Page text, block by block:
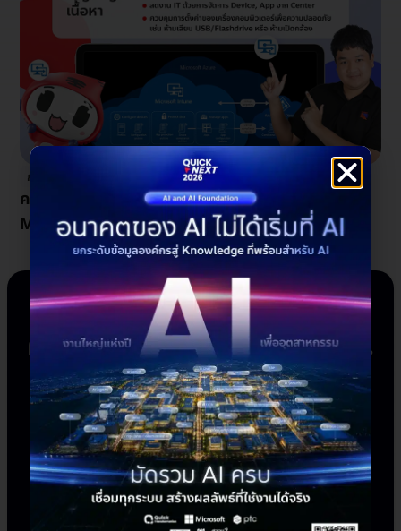
กรกฎาคม 10, 2023
ควบคุม Device และปกป้องข้อมูลในองค์กรด้วย
Microsoft Intune​
คุณกำลังต้องการใครสักคน...
ให้คำปรึกษาอยู่หรือเปล่า ?
ทีม Quick Transformation พร้อมช่วยเหลือ
ทั้ง IT, OT หรือ AI เราจะทำให้ทุกอย่างง่ายและ
มั่นใจได้!
ปรึกษา Quick Transformation ฟรี